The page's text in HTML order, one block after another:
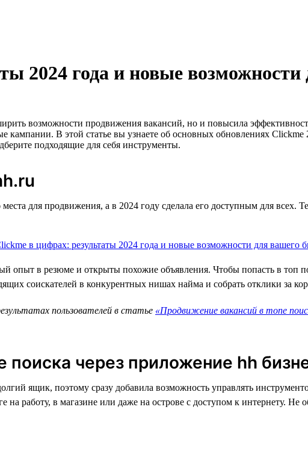
2024 года и новые возможности
возможности продвижения вакансий, но и повысила
кампании. В этой статье вы узнаете об основных обновлениях Clickme
подходящие для себя инструменты.
для продвижения, а в 2024 году сделала его доступным для всех.
опыт в резюме и открыты похожие объявления. Чтобы попасть в топ
соискателей в конкурентных нишах найма и собрать отклики за
пользователей в статье «Продвижение вакансий в топе
поиска через приложение hh
ящик, поэтому сразу добавила возможность управлять
работу, в магазине или даже на острове с доступом к интернету. Не